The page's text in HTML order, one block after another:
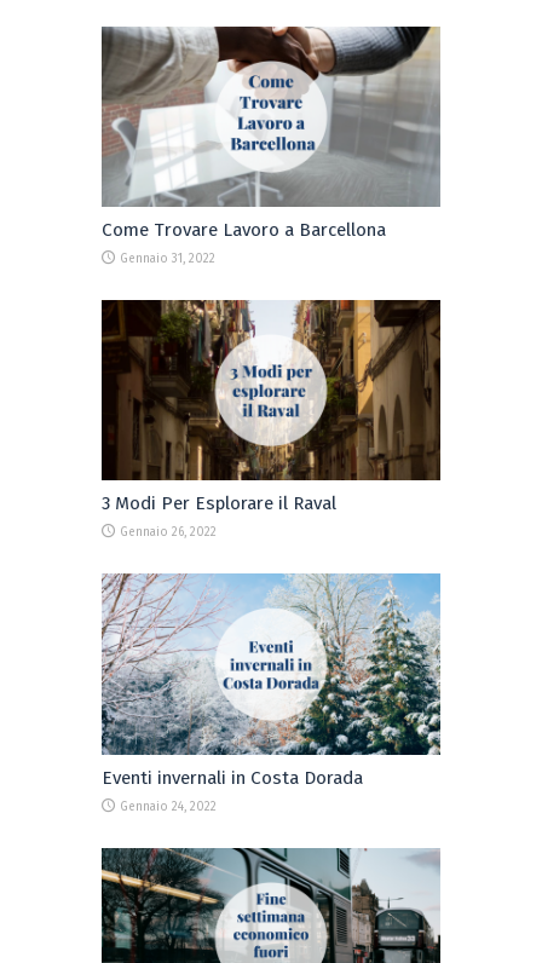
Come Trovare Lavoro a Barcellona
Gennaio 31, 2022
3 Modi Per Esplorare il Raval
Gennaio 26, 2022
Eventi invernali in Costa Dorada
Gennaio 24, 2022